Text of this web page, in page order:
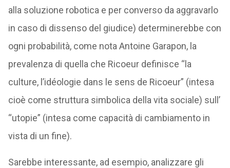
alla soluzione robotica e per converso da aggravarlo
in caso di dissenso del giudice) determinerebbe con
ogni probabilità, come nota Antoine Garapon, la
prevalenza di quella che Ricoeur definisce “la
culture, l’idéologie dans le sens de Ricoeur” (intesa
cioè come struttura simbolica della vita sociale) sull’
“utopie” (intesa come capacità di cambiamento in
vista di un fine).
Sarebbe interessante, ad esempio, analizzare gli